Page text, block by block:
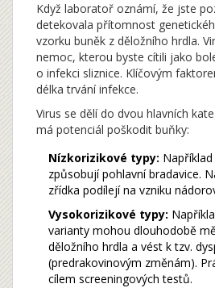
Když laboratoř oznámí, že jste
detekovala přítomnost
vzorku buněk z děložního hrdla.
nemoc, kterou byste cítili jako
o infekci sliznice. Klíčovým
délka trvání infekce.
Virus se dělí do dvou hlavních
má potenciál poškodit buňky:
Nízkorizikové typy:
způsobují pohlavní bradavice.
zřídka podílejí na vzniku
Vysokorizikové typy:
varianty mohou dlouhodobě
děložního hrdla a vést k tzv.
(predrakovinovým změnám).
cílem screeningových testů.